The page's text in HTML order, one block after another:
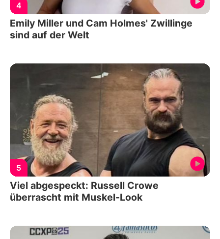
4
Emily Miller und Cam Holmes' Zwillinge
sind auf der Welt
5
Viel abgespeckt: Russell Crowe
überrascht mit Muskel-Look